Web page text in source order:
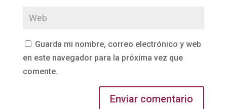
Guarda mi nombre, correo electrónico y web
en este navegador para la próxima vez que
comente.